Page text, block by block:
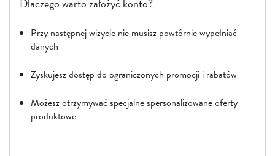
Dlaczego warto założyć konto?
Przy następnej wizycie nie musisz powtórnie wypełniać
danych
Zyskujesz dostęp do ograniczonych promocji i rabatów
Możesz otrzymywać specjalne spersonalizowane oferty
produktowe